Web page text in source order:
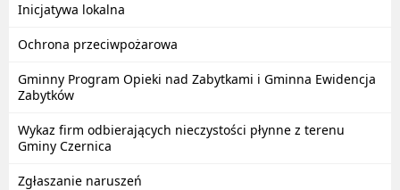
Inicjatywa lokalna
Ochrona przeciwpożarowa
Gminny Program Opieki nad Zabytkami i Gminna Ewidencja
Zabytków
Wykaz firm odbierających nieczystości płynne z terenu
Gminy Czernica
Zgłaszanie naruszeń